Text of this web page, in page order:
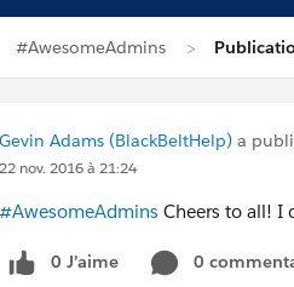
#AwesomeAdmins
Gevin Adams (BlackBeltHelp) a
22 nov. 2016 à 21:24
#AwesomeAdmins Cheers to all! I
0 J’aime 0